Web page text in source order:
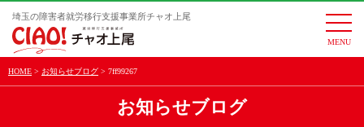
埼玉の障害者就労移行支援事業所チャオ上尾
HOME お知らせブログ 7ff99267
お知らせブログ